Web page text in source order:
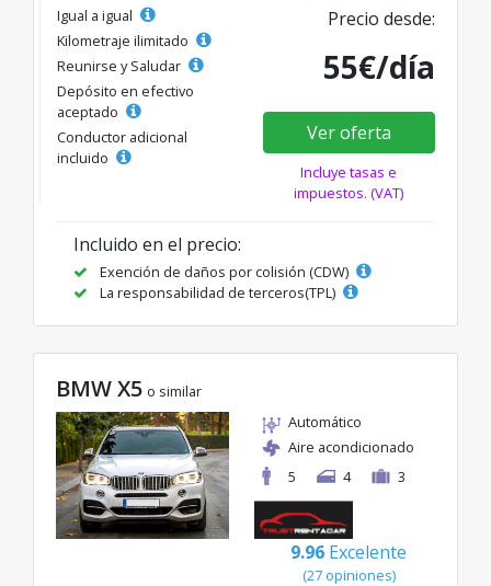
Igual a igual
Kilometraje ilimitado
Reunirse y Saludar
Depósito en efectivo
aceptado
Conductor adicional
incluido
Precio desde:
55€/día
Ver oferta
Incluye tasas e
impuestos. (VAT)
Incluido en el precio:
Exención de daños por colisión (CDW)
La responsabilidad de terceros(TPL)
BMW X5 o similar
Automático
Aire acondicionado
5
4 3
9.96 Excelente
(27 opiniones)